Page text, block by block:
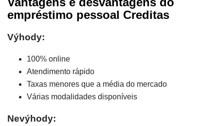
empréstimo pessoal Creditas
Výhody:
100% online
Atendimento rápido
Taxas menores que a média do mercado
Várias modalidades disponíveis
Nevýhody: